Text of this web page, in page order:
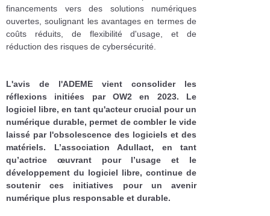
financements vers des solutions numériques
ouvertes, soulignant les avantages en termes de
coûts réduits, de flexibilité d'usage, et de
réduction des risques de cybersécurité.
L'avis de l'ADEME vient consolider les
réflexions initiées par OW2 en 2023. Le
logiciel libre, en tant qu'acteur crucial pour un
numérique durable, permet de combler le vide
laissé par l'obsolescence des logiciels et des
matériels. L’association Adullact, en tant
qu’actrice œuvrant pour l’usage et le
développement du logiciel libre, continue de
soutenir ces initiatives pour un avenir
numérique plus responsable et durable.